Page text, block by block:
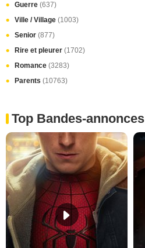
Guerre (637)
Ville / Village (1003)
Senior (877)
Rire et pleurer (1702)
Romance (3283)
Parents (10763)
Top Bandes-annonces